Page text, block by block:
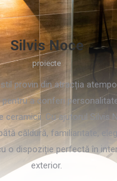
Silvis Noce
proiecte
provin din atracția
pentru a conferi
ceramicii. Cu ajutorul Silvis
căldură, familiaritate,
o dispoziție perfectă în
exterior.